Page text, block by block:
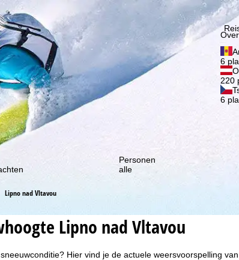
6
220
6
Personen
alle
Lipno nad Vltavou
Lipno nad Vltavou
Hier vind je de actuele weersvoorspelling